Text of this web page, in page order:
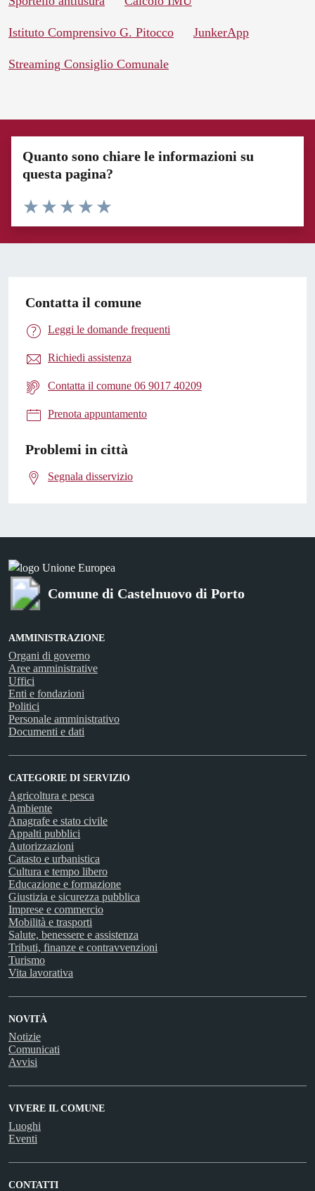
Istituto Comprensivo G. Pitocco JunkerApp
Streaming Consiglio Comunale
Quanto sono chiare le informazioni su
questa pagina?
Contatta il comune
Leggi le domande frequenti
Richiedi assistenza
Contatta il comune 06 9017 40209
Prenota appuntamento
Problemi in città
Segnala disservizio
Comune di Castelnuovo di Porto
AMMINISTRAZIONE
Organi di governo
Aree amministrative
Uffici
Enti e fondazioni
Politici
Personale amministrativo
Documenti e dati
CATEGORIE DI SERVIZIO
Agricoltura e pesca
Ambiente
Anagrafe e stato civile
Appalti pubblici
Autorizzazioni
Catasto e urbanistica
Cultura e tempo libero
Educazione e formazione
Giustizia e sicurezza pubblica
Imprese e commercio
Mobilità e trasporti
Salute, benessere e assistenza
Tributi, finanze e contravvenzioni
Turismo
Vita lavorativa
NOVITÀ
Notizie
Comunicati
Avvisi
VIVERE IL COMUNE
Luoghi
Eventi
CONTATTI